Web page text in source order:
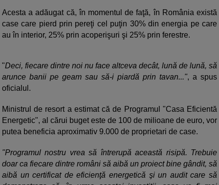
Acesta a adăugat că, în momentul de faţă, în România există
case care pierd prin pereţi cel puţin 30% din energia pe care
au în interior, 25% prin acoperişuri şi 25% prin ferestre.
"Deci, fiecare dintre noi nu face altceva decât, lună de lună, să
arunce banii pe geam sau să-i piardă prin tavan...", a spus
oficialul.
Ministrul de resort a estimat că de Programul "Casa Eficientă
Energetic", al cărui buget este de 100 de milioane de euro, vor
putea beneficia aproximativ 9.000 de proprietari de case.
"Programul nostru vrea să întrerupă această risipă. Trebuie
doar ca fiecare dintre români să aibă un proiect bine gândit, să
aibă un certificat de eficienţă energetică şi un audit care să